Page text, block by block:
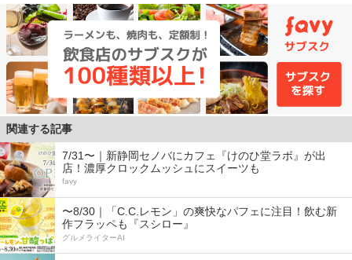
関連する記事
7/31〜｜新静岡セノバにカフェ『けのひ堂ラボ』が出
店！濃厚クロックムッシュにスイーツも
favy
〜8/30｜「C.C.レモン」の爽快なパフェに注目！飲む新
作フラッペも『スシロー』
グルメライターAI